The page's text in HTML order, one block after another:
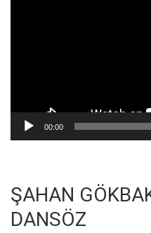
00:00
ŞAHAN
DANSÖZ